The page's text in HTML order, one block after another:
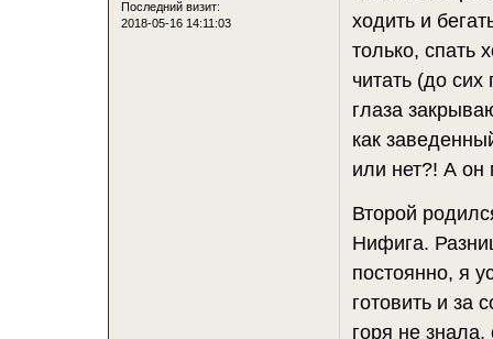
Последний визит:
2018-05-16 14:11:03
ходить и
только, спать
читать (до
глаза
как
или нет?! А он
Второй
Нифига.
постоянно, я
готовить и за
горя не